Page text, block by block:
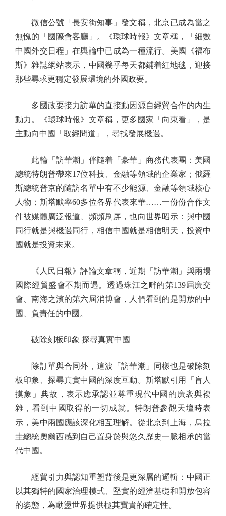
微信公號「長安街知事」發文稱，北京已成為當之
無愧的「國際會客廳」。《環球時報》文章稱，「細數
中國外交日程」在輿論中已成為一種流行。美國《福布
斯》雜誌網站表示，中國幾乎每天都鋪着紅地毯，迎接
那些尋求更穩定發展環境的外國政要。
多國政要接力訪華的直接動因源自經貿合作的內生
動力。《環球時報》文章稱，更多國家「向東看」，是
主動向中國「取經問道」，尋找發展機遇。
此輪「訪華潮」伴隨着「豪華」商務代表團：美國
總統特朗普帶來17位科技、金融等領域的企業家；俄羅
斯總統普京的隨訪名單中有不少能源、金融等領域核心
人物；斯塔默率60多位各界代表來華……一份份合作文
件被媒體廣泛報道、頻頻刷屏，也向世界昭示：與中國
同行就是與機遇同行，相信中國就是相信明天，投資中
國就是投資未來。
《人民日報》評論文章稱，近期「訪華潮」與兩場
國際經貿盛會不期而遇。透過珠江之畔的第139屆廣交
會、南海之濱的第六屆消博會，人們看到的是開放的中
國、負責任的中國。
破除刻板印象 探尋真實中國
除訂單與合同外，這波「訪華潮」同樣也是破除刻
板印象、探尋真實中國的深度互動。斯塔默引用「盲人
摸象」典故，表示應承認並尊重現代中國的廣袤與複
雜，看到中國取得的一切成就。特朗普參觀天壇時表
示，美中兩國應該深化相互理解。從北京到上海，烏拉
圭總統奧爾西感到自己置身於與悠久歷史一脈相承的當
代中國。
經貿引力與認知重塑背後是更深層的邏輯：中國正
以其獨特的國家治理模式、堅實的經濟基礎和開放包容
的姿態，為動盪世界提供極其寶貴的確定性。